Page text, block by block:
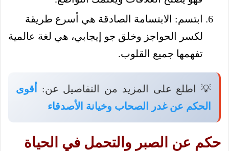
ابتسم: الابتسامة الصادقة هي أسرع طريقة
لكسر الحواجز وخلق جو إيجابي، هي لغة عالمية
تفهمها جميع القلوب.
💡 اطلع على المزيد من التفاصيل عن:
أقوى
الحكم عن غدر الصحاب وخيانة الأصدقاء
حكم عن الصبر والتحمل في الحياة